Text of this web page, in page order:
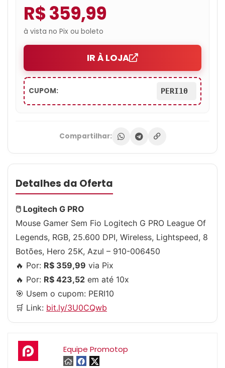
R$ 359,99
à vista no Pix ou boleto
IR À LOJA
CUPOM: PERI10
Compartilhar:
Detalhes da Oferta
🖱 Logitech G PRO
Mouse Gamer Sem Fio Logitech G PRO League Of
Legends, RGB, 25.600 DPI, Wireless, Lightspeed, 8
Botões, Hero 25K, Azul – 910-006450
🔥 Por: R$ 359,99 via Pix
🔥 Por: R$ 423,52 em até 10x
🎯 Usem o cupom: PERI10
🛒 Link: bit.ly/3U0CQwb
Equipe Promotop